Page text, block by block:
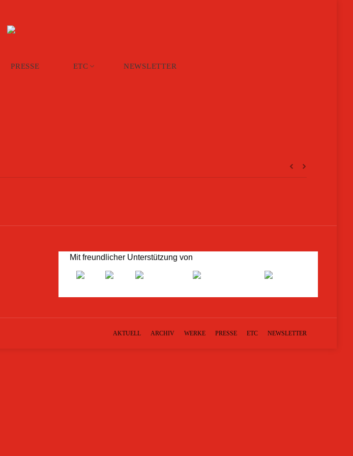
PRESSE ETC NEWSLETTER
Mit freundlicher Unterstützung von
AKTUELL ARCHIV WERKE PRESSE ETC NEWSLETTER